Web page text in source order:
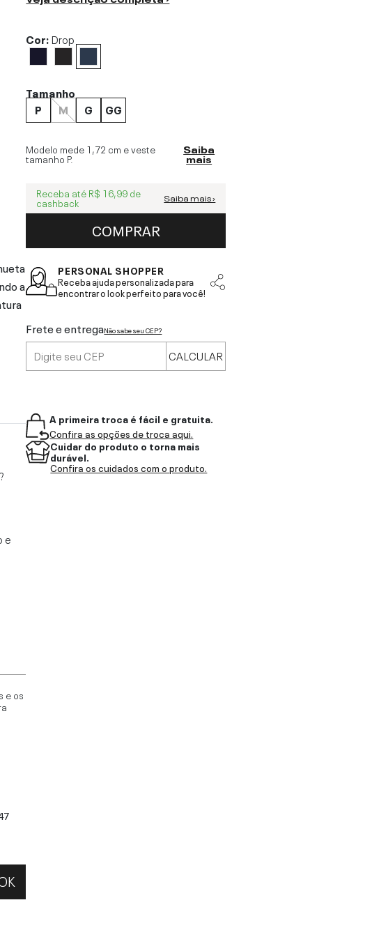
a
e
e os
Cor:Drop
Tamanho
P
M G GG
Modelo mede 1,72 cm e veste
tamanho P.
Saiba
mais
Receba até R$ 16,99 de
cashback Saiba mais ›
COMPRAR
PERSONAL SHOPPER
Receba ajuda personalizada para
encontrar o look perfeito para você!
Frete e entregaNão sabe seu CEP?
CALCULAR
A primeira troca é fácil e gratuita.
Confira as opções de troca aqui.
Cuidar do produto o torna mais
durável.
Confira os cuidados com o produto.